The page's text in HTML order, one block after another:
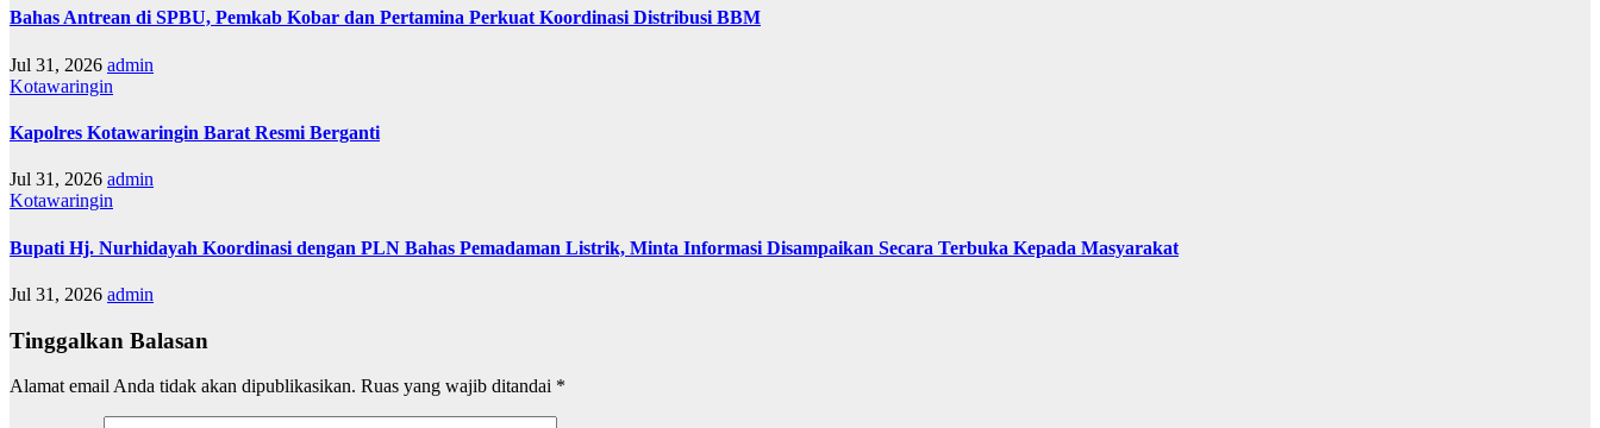
Bahas Antrean di SPBU, Pemkab Kobar dan Pertamina Perkuat Koordinasi Distribusi BBM
Jul 31, 2026 admin
Kotawaringin
Kapolres Kotawaringin Barat Resmi Berganti
Jul 31, 2026 admin
Kotawaringin
Bupati Hj. Nurhidayah Koordinasi dengan PLN Bahas Pemadaman Listrik, Minta Informasi Disampaikan Secara Terbuka Kepada Masyarakat
Jul 31, 2026 admin
Tinggalkan Balasan
Alamat email Anda tidak akan dipublikasikan. Ruas yang wajib ditandai *